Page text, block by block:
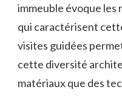
immeuble évoque
qui caractérisent
visites guidées
cette diversité
matériaux que des